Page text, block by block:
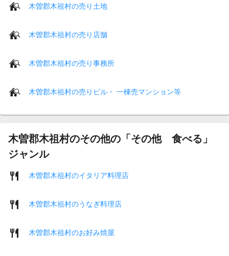
木曽郡木祖村の売り土地
木曽郡木祖村の売り店舗
木曽郡木祖村の売り事務所
木曽郡木祖村の売りビル・ 一棟売マンション等
木曽郡木祖村のその他の「その他 食べる」
ジャンル
木曽郡木祖村のイタリア料理店
木曽郡木祖村のうなぎ料理店
木曽郡木祖村のお好み焼屋